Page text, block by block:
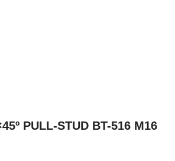
PULL-STUD BT-516 M16